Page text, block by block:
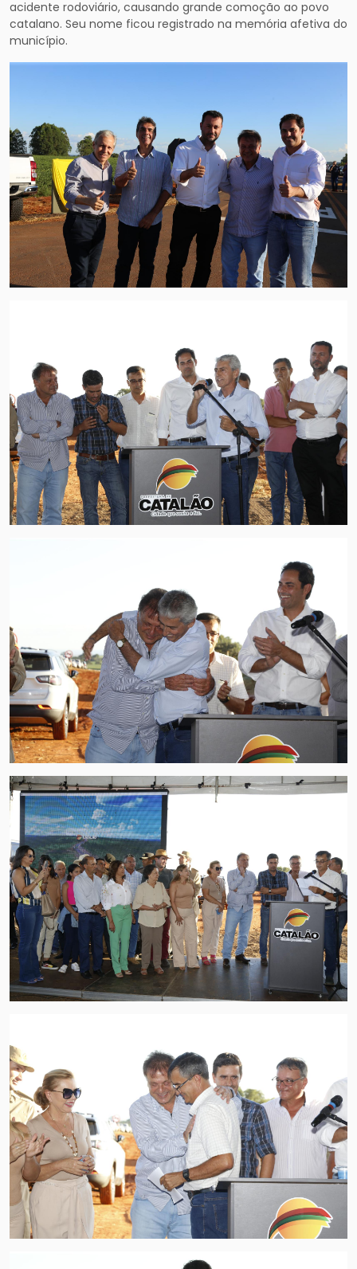
acidente rodoviário, causando grande comoção ao povo
catalano. Seu nome ficou registrado na memória afetiva do
município.